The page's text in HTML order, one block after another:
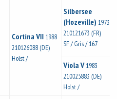
Cortina VII 1988
210126088 (DE)
Holst /
Silbersee
(Hozeville) 1973
210121673 (FR)
SF / Gris / 167
Viola V 1983
210025883 (DE)
Holst /